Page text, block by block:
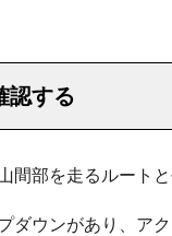
認する
間部を走るルート
ダウンがあり、ア